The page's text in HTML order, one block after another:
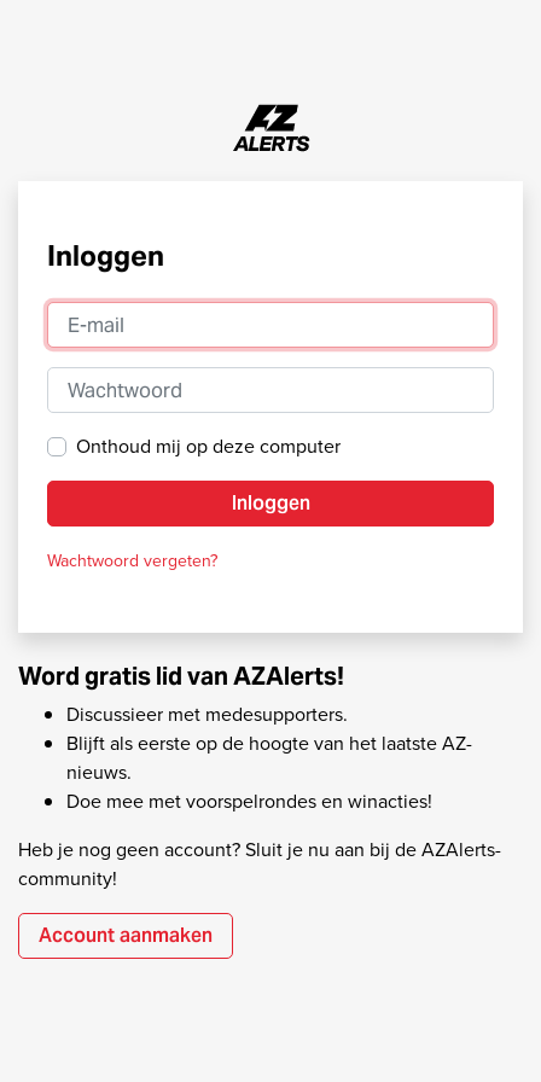
Inloggen
E-mail
Wachtwoord
Onthoud mij op deze computer
Inloggen
Wachtwoord vergeten?
Word gratis lid van AZAlerts!
Discussieer met medesupporters.
Blijft als eerste op de hoogte van het laatste AZ-
nieuws.
Doe mee met voorspelrondes en winacties!
Heb je nog geen account? Sluit je nu aan bij de AZAlerts-
community!
Account aanmaken